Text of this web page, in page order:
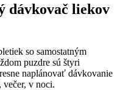
dávkovač liekov
so samostatným
puzdre sú štyri
naplánovať dávkovanie
v noci.